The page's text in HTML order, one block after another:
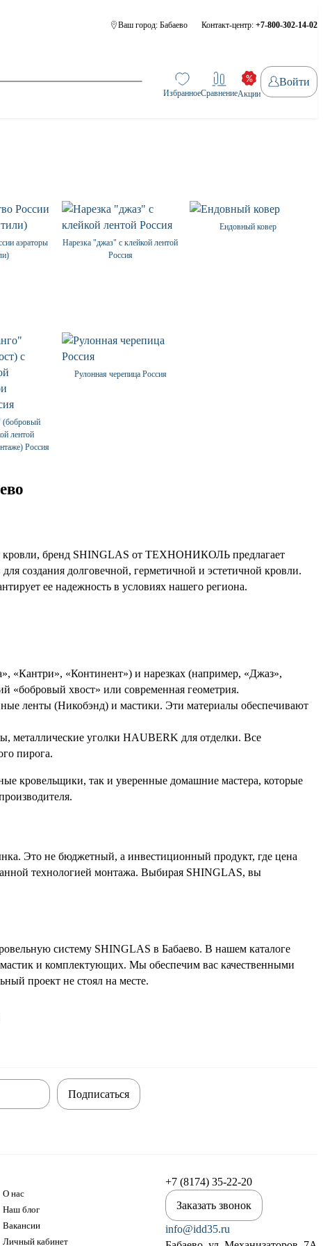
Ваш город: Бабаево Контакт-центр: +7-800-302-14-02
ИзбранноеСравнениеАкции
Войти
аэраторы
Нарезка "джаз" с клейкой лентой
Россия
Ендовный ковер
(бобровый
лентой
Россия
Рулонная черепица Россия
кровли, бренд SHINGLAS от ТЕХНОНИКОЛЬ предлагает
создания долговечной, герметичной и эстетичной кровли.
ее надежность в условиях нашего региона.
«Кантри», «Континент») и нарезках (например, «Джаз»,
«бобровый хвост» или современная геометрия.
ленты (Никобэнд) и мастики. Эти материалы обеспечивают
металлические уголки HAUBERK для отделки. Все
пирога.
кровельщики, так и уверенные домашние мастера, которые
Это не бюджетный, а инвестиционный продукт, где цена
технологией монтажа. Выбирая SHINGLAS, вы
систему SHINGLAS в Бабаево. В нашем каталоге
и комплектующих. Мы обеспечим вас качественными
проект не стоял на месте.
Подписаться
О нас
Наш блог
Вакансии
Личный кабинет
+7 (8174) 35-22-20
Заказать звонок
info@idd35.ru